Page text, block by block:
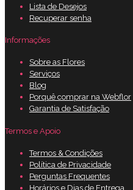
Lista de Desejos
Recuperar senha
Informações
Sobre as Flores
Serviços
Blog
Porquê comprar na Webflor
Garantia de Satisfação
Termos e Apoio
Termos & Condições
Política de Privacidade
Perguntas Frequentes
Horários e Dias de Entrega